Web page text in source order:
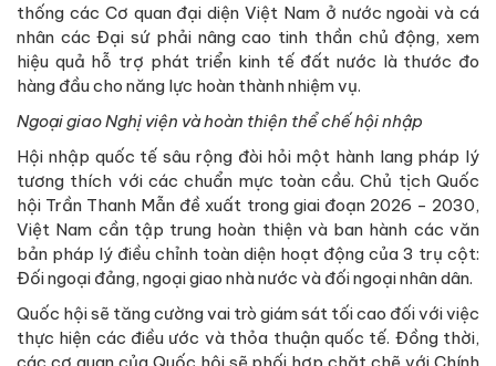
thống các Cơ quan đại diện Việt Nam ở nước ngoài và cá
nhân các Đại sứ phải nâng cao tinh thần chủ động, xem
hiệu quả hỗ trợ phát triển kinh tế đất nước là thước đo
hàng đầu cho năng lực hoàn thành nhiệm vụ.
Ngoại giao Nghị viện và hoàn thiện thể chế hội nhập
Hội nhập quốc tế sâu rộng đòi hỏi một hành lang pháp lý
tương thích với các chuẩn mực toàn cầu. Chủ tịch Quốc
hội Trần Thanh Mẫn đề xuất trong giai đoạn 2026 - 2030,
Việt Nam cần tập trung hoàn thiện và ban hành các văn
bản pháp lý điều chỉnh toàn diện hoạt động của 3 trụ cột:
Đối ngoại đảng, ngoại giao nhà nước và đối ngoại nhân dân.
Quốc hội sẽ tăng cường vai trò giám sát tối cao đối với việc
thực hiện các điều ước và thỏa thuận quốc tế. Đồng thời,